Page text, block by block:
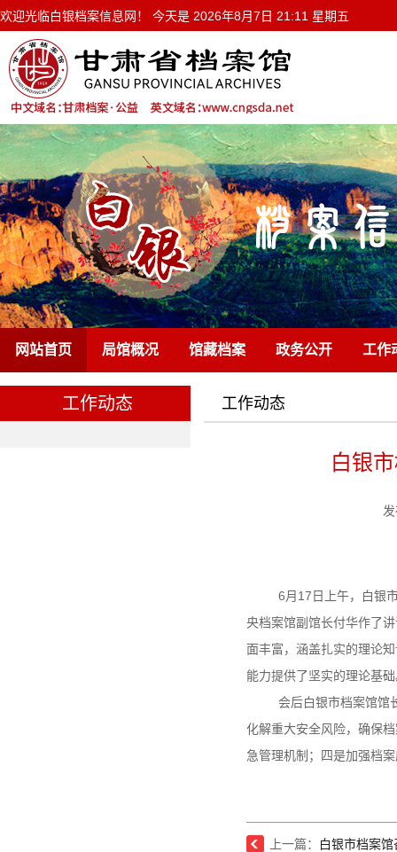
欢迎光临白银档案信息网！ 今天是 2026年8月7日 21:11 星期五
网站首页 局馆概况 馆藏档案 政务公开 工作
工作动态 工作动态
白银
6月17日上午，白银
央档案馆副馆长付华作了
面丰富，涵盖扎实的理论
能力提供了坚实的理论基
会后白银市档案馆馆
化解重大安全风险，确保
急管理机制；四是加强档
上一篇： 白银市档案